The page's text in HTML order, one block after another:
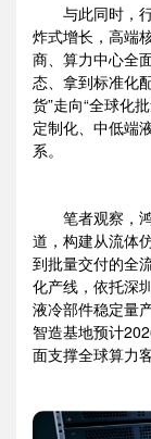
与此同时，
炸式增长，高端
商、算力中心全
态、拿到标准化
货”走向“全球化
定制化、中低端
系。
笔者观察，
道，构建从流体
到批量交付的全
化产线，依托深
液冷部件稳定量
智造基地预计
面支撑全球算力